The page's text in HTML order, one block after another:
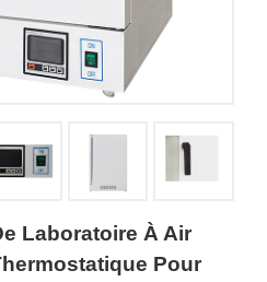
Laboratoire À Air
Pour